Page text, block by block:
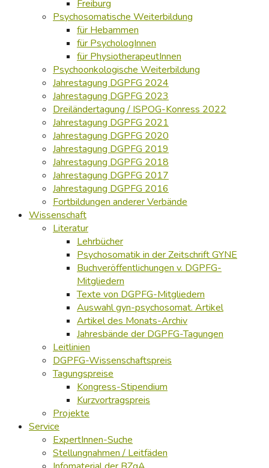
Freiburg
Psychosomatische Weiterbildung
für Hebammen
für PsychologInnen
für PhysiotherapeutInnen
Psychoonkologische Weiterbildung
Jahrestagung DGPFG 2024
Jahrestagung DGPFG 2023
Dreiländertagung / ISPOG-Konress 2022
Jahrestagung DGPFG 2021
Jahrestagung DGPFG 2020
Jahrestagung DGPFG 2019
Jahrestagung DGPFG 2018
Jahrestagung DGPFG 2017
Jahrestagung DGPFG 2016
Fortbildungen anderer Verbände
Wissenschaft
Literatur
Lehrbücher
Psychosomatik in der Zeitschrift GYNE
Buchveröffentlichungen v. DGPFG-
Mitgliedern
Texte von DGPFG-Mitgliedern
Auswahl gyn-psychosomat. Artikel
Artikel des Monats-Archiv
Jahresbände der DGPFG-Tagungen
Leitlinien
DGPFG-Wissenschaftspreis
Tagungspreise
Kongress-Stipendium
Kurzvortragspreis
Projekte
Service
ExpertInnen-Suche
Stellungnahmen / Leitfäden